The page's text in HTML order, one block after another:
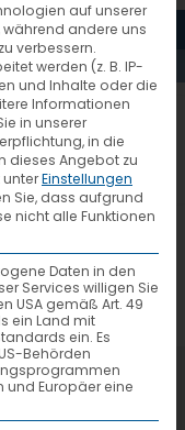
zu
gewählt
auf unserer
während andere uns
verbessern.
werden (z. B. IP-
und Inhalte oder die
Informationen
in unserer
in die
dieses Angebot zu
unterEinstellungen
Sie, dass aufgrund
nicht alle Funktionen
Daten in den
Services willigen Sie
USA gemäß Art. 49
ein Land mit
ein. Es
Behörden
und Europäer eine